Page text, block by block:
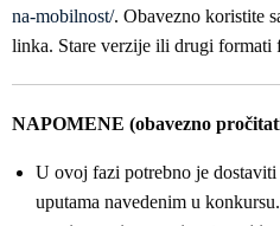
na-mobilnost/. Obavezno koristite
linka. Stare verzije ili drugi formati
NAPOMENE (obavezno
U ovoj fazi potrebno je dostaviti
uputama navedenim u